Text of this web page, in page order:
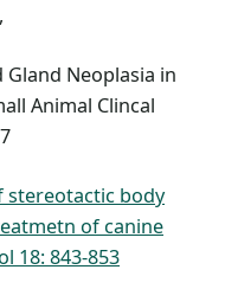
Gland Neoplasia in
Animal Clincal
stereotactic body
of canine
18: 843-853